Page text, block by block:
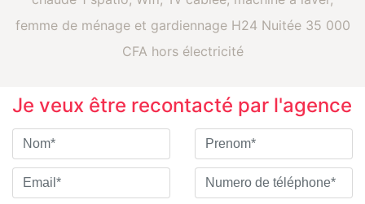
femme de ménage et gardiennage H24 Nuitée 35 000
CFA hors électricité
Je veux être recontacté par l'agence